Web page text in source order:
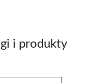
i produkty